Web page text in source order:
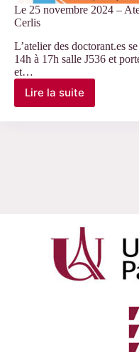
Le 25 novembre 2024 –
Cerlis
L’atelier des doctorant.es
14h à 17h salle J536 et
et…
Lire la suite
Le